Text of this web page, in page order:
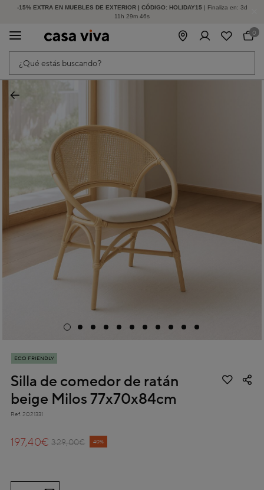
-15% EXTRA EN MUEBLES DE EXTERIOR | CÓDIGO: HOLIDAY15 | Finaliza en: 3d
11h 29m 46s
HASTA -60% DE DESCUENTO | SEGUNDAS REBAJAS
¿Qué estás buscando?
0
ECO FRIENDLY
Silla de comedor de ratán
beige Milos 77x70x84cm
Ref. 2021331
Price reduced from
329,00€
to 40%
197,40€